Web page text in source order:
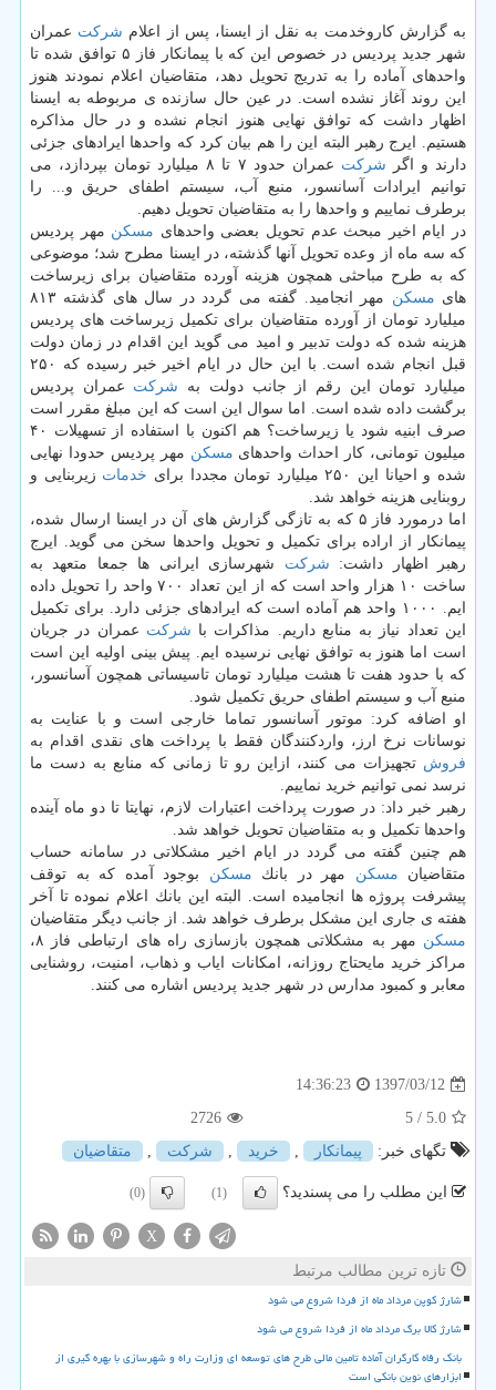
به گزارش كاروخدمت به نقل از ایسنا، پس از اعلام شركت عمران
شهر جدید پردیس در خصوص این كه با پیمانكار فاز ۵ توافق شده تا
واحدهای آماده را به تدریج تحویل دهد، متقاضیان اعلام نمودند هنوز
این روند آغاز نشده است. در عین حال سازنده ی مربوطه به ایسنا
اظهار داشت كه توافق نهایی هنوز انجام نشده و در حال مذاكره
هستیم. ایرج رهبر البته این را هم بیان كرد كه واحدها ایرادهای جزئی
دارند و اگر شركت
عمران حدود ۷ تا ۸ میلیارد تومان بپردازد، می
توانیم ایرادات آسانسور، منبع آب، سیستم اطفای حریق و... را
برطرف نماییم و واحدها را به متقاضیان تحویل دهیم.
در ایام اخیر مبحث عدم تحویل بعضی واحدهای مسكن مهر پردیس
كه سه ماه از وعده تحویل آنها گذشته، در ایسنا مطرح شد؛ موضوعی
كه به طرح مباحثی همچون هزینه آورده متقاضیان برای زیرساخت
های مسكن
مهر انجامید. گفته می گردد در سال های گذشته ۸۱۳
میلیارد تومان از آورده متقاضیان برای تكمیل زیرساخت های پردیس
هزینه شده كه دولت تدبیر و امید می گوید این اقدام در زمان دولت
قبل انجام شده است. با این حال در ایام اخیر خبر رسیده كه ۲۵۰
میلیارد تومان این رقم از جانب دولت به شركت عمران پردیس
برگشت داده شده است. اما سوال این است كه این مبلغ مقرر است
صرف ابنیه شود یا زیرساخت؟ هم اكنون با استفاده از تسهیلات ۴۰
میلیون تومانی، كار احداث واحدهای مسكن مهر پردیس حدودا نهایی
شده و احیانا این ۲۵۰ میلیارد تومان مجددا برای
خدمات زیربنایی و
روبنایی هزینه خواهد شد.
اما درمورد فاز ۵ كه به تازگی گزارش های آن در ایسنا ارسال شده،
پیمانكار از اراده برای تكمیل و تحویل واحدها سخن می گوید. ایرج
رهبر اظهار داشت: شركت شهرسازی ایرانی ها جمعا متعهد به
ساخت ۱۰ هزار واحد است كه از این تعداد ۷۰۰ واحد را تحویل داده
ایم. ۱۰۰۰ واحد هم آماده است كه ایرادهای جزئی دارد. برای تكمیل
این تعداد نیاز به منابع داریم. مذاكرات با شركت عمران در جریان
است اما هنوز به توافق نهایی نرسیده ایم. پیش بینی اولیه این است
كه با حدود هفت تا هشت میلیارد تومان تاسیساتی همچون آسانسور،
منبع آب و سیستم اطفای حریق تكمیل شود.
او اضافه كرد: موتور آسانسور تماما خارجی است و با عنایت به
نوسانات نرخ ارز، واردكنندگان فقط با پرداخت های نقدی اقدام به
فروش تجهیزات می كنند، ازاین رو تا زمانی كه منابع به دست ما
نرسد نمی توانیم خرید نماییم.
رهبر خبر داد: در صورت پرداخت اعتبارات لازم، نهایتا تا دو ماه آینده
واحدها تكمیل و به متقاضیان تحویل خواهد شد.
هم چنین گفته می گردد در ایام اخیر مشكلاتی در سامانه حساب
متقاضیان مسكن مهر در بانك مسكن بوجود آمده كه به توقف
پیشرفت پروژه ها انجامیده است. البته این بانك اعلام نموده تا آخر
هفته ی جاری این مشكل برطرف خواهد شد. از جانب دیگر متقاضیان
مسكن
مهر به مشكلاتی همچون بازسازی راه های ارتباطی فاز ۸،
مراكز خرید مایحتاج روزانه، امكانات ایاب و ذهاب، امنیت، روشنایی
معابر و كمبود مدارس در شهر جدید پردیس اشاره می كنند.
1397/03/12
14:36:23
5.0
/ 5
2726
تگهای خبر:
پیمانكار , خرید , شركت , متقاضیان
این مطلب را می پسندید؟ (1)
(0)
X
تازه ترین مطالب مرتبط
شارژ کوپن مرداد ماه از فردا شروع می شود
شارژ کالا برگ مرداد ماه از فردا شروع می شود
بانک رفاه کارگران آماده تامین مالی طرح های توسعه ای وزارت راه و شهرسازی با بهره گیری از
ابزارهای نوین بانکی است